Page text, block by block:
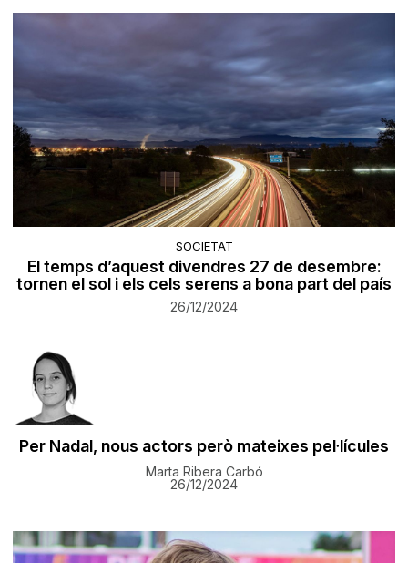
SOCIETAT
El temps d’aquest divendres 27 de desembre:
tornen el sol i els cels serens a bona part del país
26/12/2024
Per Nadal, nous actors però mateixes pel·lícules
Marta Ribera Carbó
26/12/2024